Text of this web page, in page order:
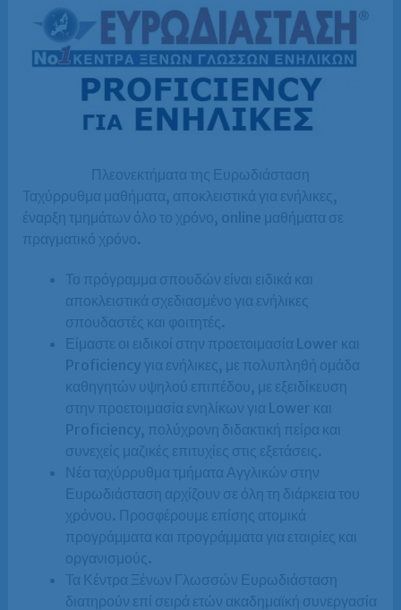
Πλεονεκτήματα της Ευρωδιάσταση
Ταχύρρυθμα μαθήματα, αποκλειστικά για ενήλικες,
έναρξη τμημάτων όλο το χρόνο, online μαθήματα σε
πραγματικό χρόνο.
Το πρόγραμμα σπουδών είναι ειδικά και
αποκλειστικά σχεδιασμένο για ενήλικες
σπουδαστές και φοιτητές.
Είμαστε οι ειδικοί στην προετοιμασία Lower και
Proficiency για ενήλικες, με πολυπληθή ομάδα
καθηγητών υψηλού επιπέδου, με εξειδίκευση
στην προετοιμασία ενηλίκων για Lower και
Proficiency, πολύχρονη διδακτική πείρα και
συνεχείς μαζικές επιτυχίες στις εξετάσεις.
Νέα ταχύρρυθμα τμήματα Αγγλικών στην
Ευρωδιάσταση αρχίζουν σε όλη τη διάρκεια του
χρόνου. Προσφέρουμε επίσης ατομικά
προγράμματα και προγράμματα για εταιρίες και
οργανισμούς.
Τα Κέντρα Ξένων Γλωσσών Ευρωδιάσταση
διατηρούν επί σειρά ετών ακαδημαϊκή συνεργασία